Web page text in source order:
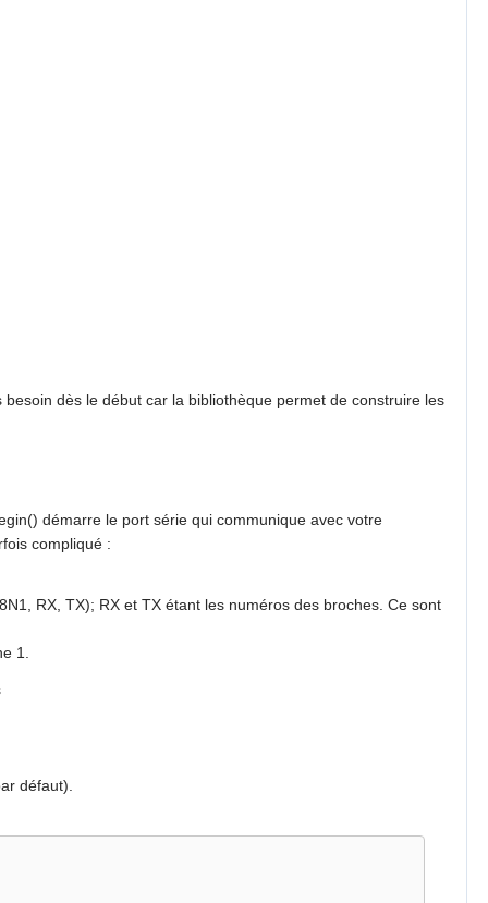
dès le début car la bibliothèque permet de construire les
démarre le port série qui communique avec votre
compliqué :
RX, TX); RX et TX étant les numéros des broches. Ce sont
1.
défaut).